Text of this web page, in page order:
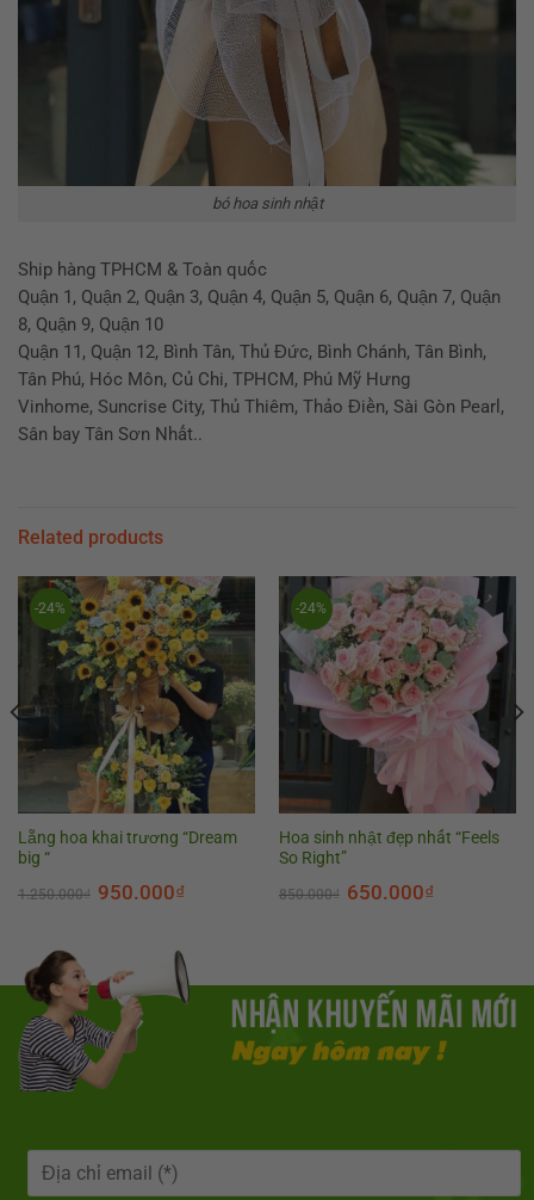
bó hoa sinh nhật
Ship hàng TPHCM & Toàn quốc
Quận 1, Quận 2, Quận 3, Quận 4, Quận 5, Quận 6, Quận 7, Quận
8, Quận 9, Quận 10
Quận 11, Quận 12, Bình Tân, Thủ Đức, Bình Chánh, Tân Bình,
Tân Phú, Hóc Môn, Củ Chi, TPHCM, Phú Mỹ Hưng
Vinhome, Suncrise City, Thủ Thiêm, Thảo Điền, Sài Gòn Pearl,
Sân bay Tân Sơn Nhất..
Related products
-24%
Lẵng hoa khai trương “Dream
big “
1.250.000₫ 950.000₫
-24%
Hoa sinh nhật đẹp nhất “Feels
So Right”
850.000₫ 650.000₫